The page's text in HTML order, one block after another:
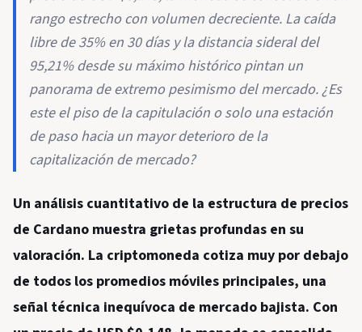
rango estrecho con volumen decreciente. La caída
libre de 35% en 30 días y la distancia sideral del
95,21% desde su máximo histórico pintan un
panorama de extremo pesimismo del mercado. ¿Es
este el piso de la capitulación o solo una estación
de paso hacia un mayor deterioro de la
capitalización de mercado?
Un análisis cuantitativo de la estructura de precios
de Cardano muestra grietas profundas en su
valoración. La criptomoneda cotiza muy por debajo
de todos los promedios móviles principales, una
señal técnica inequívoca de mercado bajista. Con